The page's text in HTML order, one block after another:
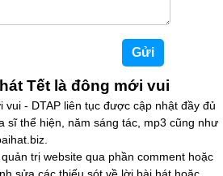
Tết là đông mới vui
vui - DTAP liên tục được cập nhật đầy đủ
sĩ thể hiện, năm sáng tác, mp3 cũng như
trị website qua phần comment hoặc